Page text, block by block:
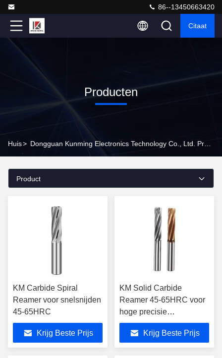
86--13450663420
Citaat
Producten
Huis>
Product
KM Carbide Spiral
Reamer voor snelsnijden
45-65HRC
Krijg Beste Prijs
KM Solid Carbide
Reamer 45-65HRC voor
hoge precisie
gatverwerking
Krijg Beste Prijs